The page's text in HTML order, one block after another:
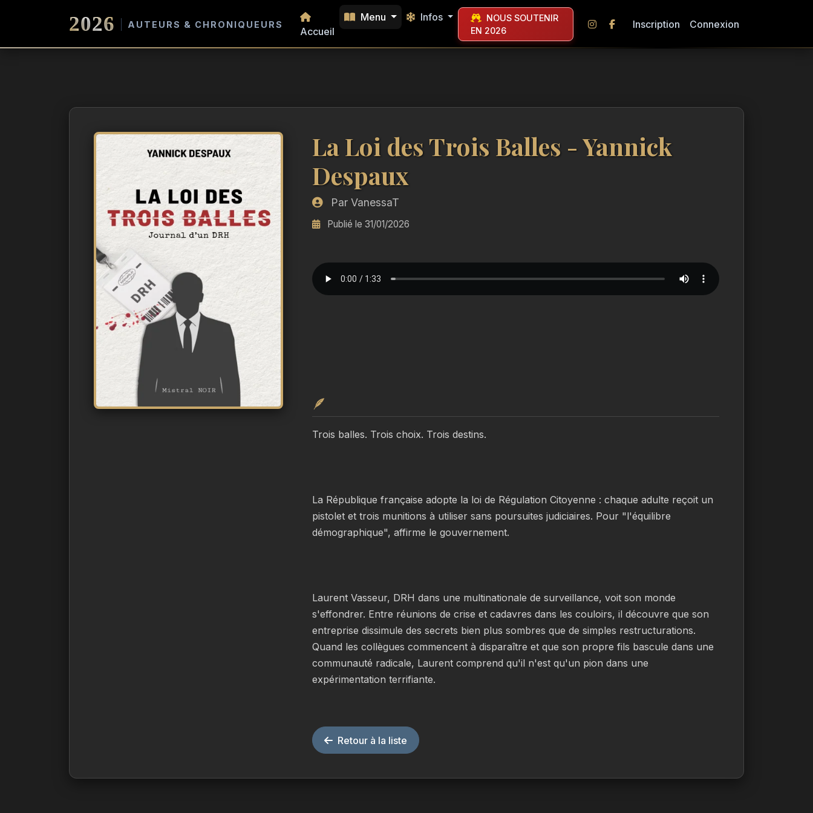
2026 AUTEURS & CHRONIQUEURS
Accueil
Menu Infos
NOUS SOUTENIR
EN 2026
Inscription Connexion
La Loi des Trois Balles - Yannick
Despaux
Par VanessaT
Publié le 31/01/2026
🪶
Trois balles. Trois choix. Trois destins.
La République française adopte la loi de Régulation Citoyenne : chaque adulte reçoit un
pistolet et trois munitions à utiliser sans poursuites judiciaires. Pour "l'équilibre
démographique", affirme le gouvernement.
Laurent Vasseur, DRH dans une multinationale de surveillance, voit son monde
s'effondrer. Entre réunions de crise et cadavres dans les couloirs, il découvre que son
entreprise dissimule des secrets bien plus sombres que de simples restructurations.
Quand les collègues commencent à disparaître et que son propre fils bascule dans une
communauté radicale, Laurent comprend qu'il n'est qu'un pion dans une
expérimentation terrifiante.
Retour à la liste